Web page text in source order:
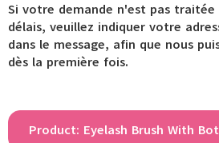
Si votre demande n'est pas traitée
délais, veuillez indiquer votre
dans le message, afin que nous
dès la première fois.